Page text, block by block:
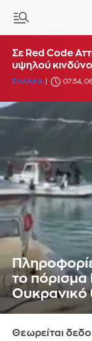
Σε Red Code
υψηλού
ΕΛΛΑΔΑ 07:34,
το
Ουκρανικό
Θεωρείται